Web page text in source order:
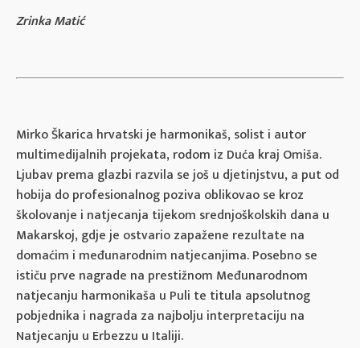
Zrinka Matić
Mirko Škarica hrvatski je harmonikaš, solist i autor
multimedijalnih projekata, rodom iz Duća kraj Omiša.
Ljubav prema glazbi razvila se još u djetinjstvu, a put od
hobija do profesionalnog poziva oblikovao se kroz
školovanje i natjecanja tijekom srednjoškolskih dana u
Makarskoj, gdje je ostvario zapažene rezultate na
domaćim i međunarodnim natjecanjima. Posebno se
ističu prve nagrade na prestižnom Međunarodnom
natjecanju harmonikaša u Puli te titula apsolutnog
pobjednika i nagrada za najbolju interpretaciju na
Natjecanju u Erbezzu u Italiji.